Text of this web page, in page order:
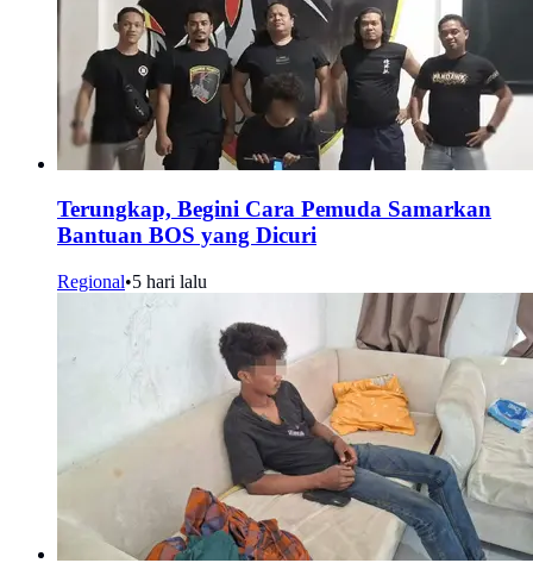
Terungkap, Begini Cara Pemuda Samarkan
Bantuan BOS yang Dicuri
Regional•5 hari lalu